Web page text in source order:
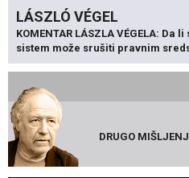
LÁSZLÓ VÉGEL
KOMENTAR LÁSZLA VÉGELA: Da
sistem može srušiti pravnim
DRUGO